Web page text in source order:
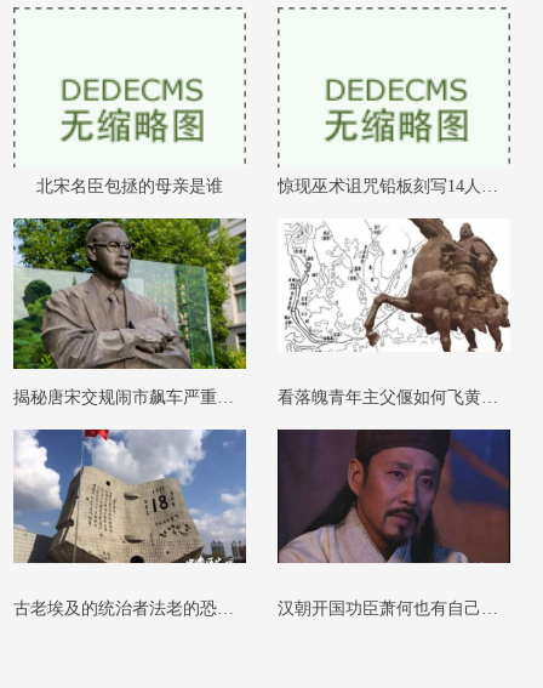
北宋名臣包拯的母亲是谁 惊现巫术诅咒铅板刻写14人姓名
揭秘唐宋交规闹市飙车严重者可判流放 看落魄青年主父偃如何飞黄腾达一年升官
古老埃及的统治者法老的恐怖绝命诅咒 汉朝开国功臣萧何也有自己无奈自污以表